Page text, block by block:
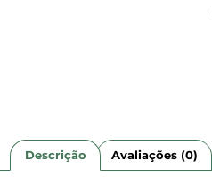
Descrição Avaliações (0)